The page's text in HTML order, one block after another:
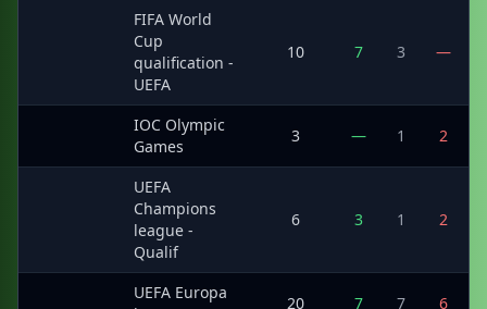
FIFA World
Cup
qualification -
UEFA
10 7 3 —
IOC Olympic
Games
3 — 1 2
UEFA
Champions
league -
Qualif
6 3 1 2
UEFA Europa
20 7 7 6